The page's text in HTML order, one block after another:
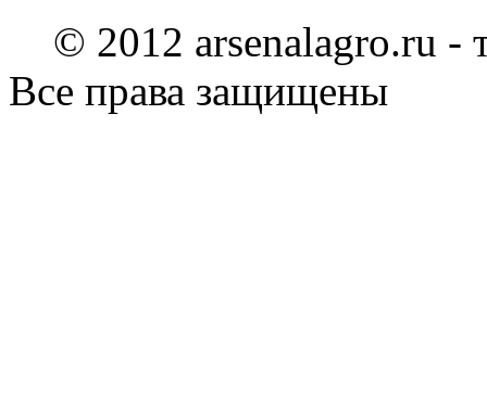
© 2012 arsenalagro.ru -
Все права защищены